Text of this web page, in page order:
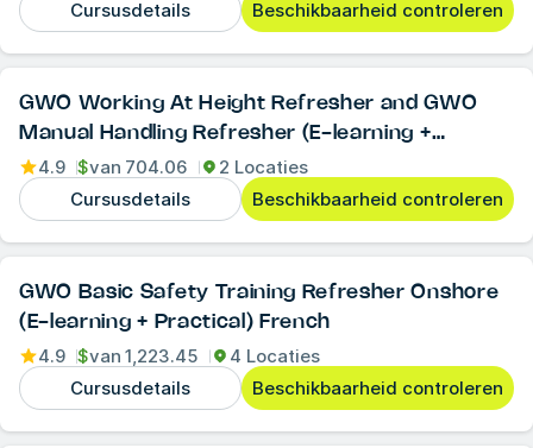
Cursusdetails Beschikbaarheid controleren
GWO Working At Height Refresher and GWO
Manual Handling Refresher (E-learning +
Practical)
4.9 $van 704.06
2 Locaties
Cursusdetails
Beschikbaarheid controleren
GWO Basic Safety Training Refresher Onshore
(E-learning + Practical) French
4.9 $van 1,223.45
4 Locaties
Cursusdetails
Beschikbaarheid controleren